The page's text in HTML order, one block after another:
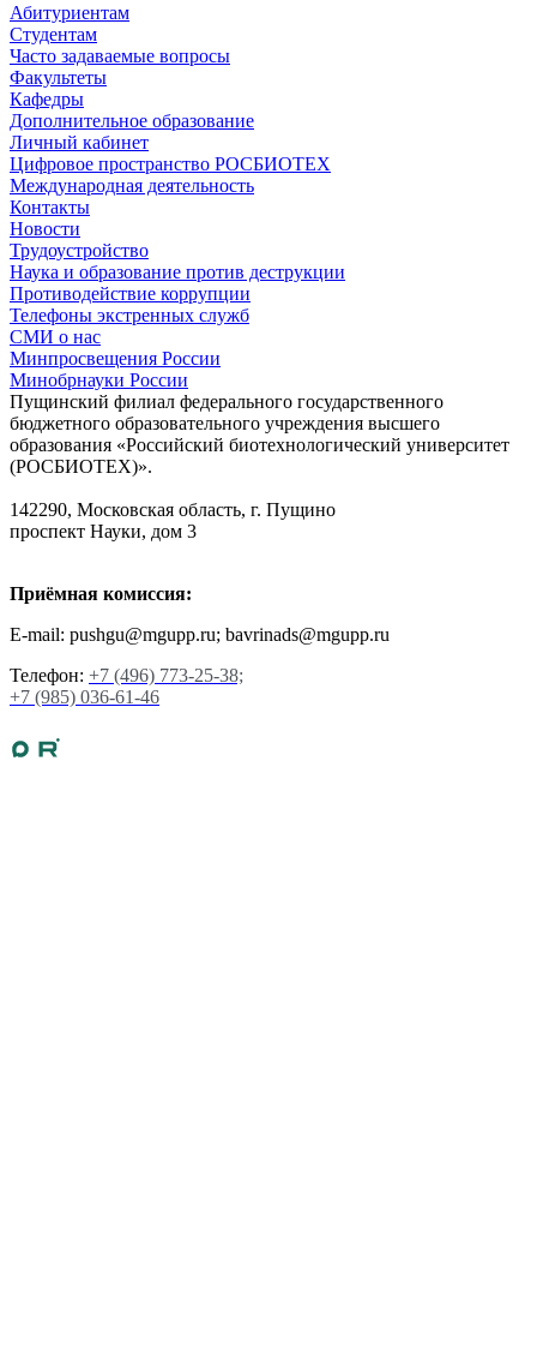
Абитуриентам
Студентам
Часто задаваемые вопросы
Факультеты
Кафедры
Дополнительное образование
Личный кабинет
Цифровое пространство РОСБИОТЕХ
Международная деятельность
Контакты
Новости
Трудоустройство
Наука и образование против деструкции
Противодействие коррупции
Телефоны экстренных служб
СМИ о нас
Минпросвещения России
Минобрнауки России
Пущинский филиал федерального государственного
бюджетного образовательного учреждения высшего
образования «Российский биотехнологический университет
(РОСБИОТЕХ)».
142290, Московская область, г. Пущино
проспект Науки, дом 3
Приёмная комиссия:
E-mail: pushgu@mgupp.ru; bavrinads@mgupp.ru
Телефон: +7 (496) 773-25-38;
+7 (985) 036-61-46